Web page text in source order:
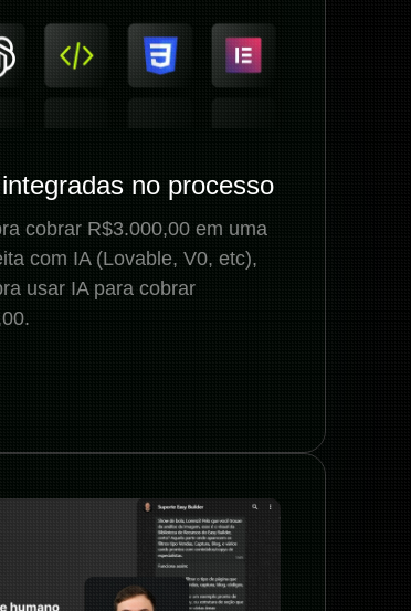
no processo
cobrar R$3.000,00 em uma
com IA (Lovable, V0, etc),
usar IA para cobrar